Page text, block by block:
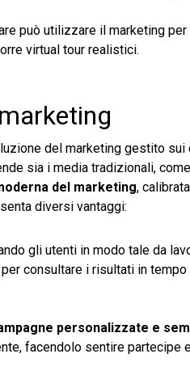
può utilizzare il marketing
virtual tour realistici.
del marketing gestito
sia i media tradizionali,
del marketing,
diversi vantaggi:
gli utenti in modo tale da
per consultare i risultati in
personalizzate e
facendolo sentire